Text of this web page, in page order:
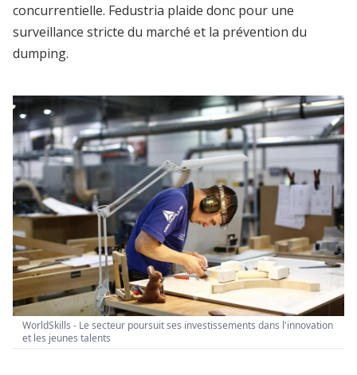
concurrentielle. Fedustria plaide donc pour une
surveillance stricte du marché et la prévention du
dumping.
WorldSkills - Le secteur poursuit ses investissements dans l'innovation
et les jeunes talents